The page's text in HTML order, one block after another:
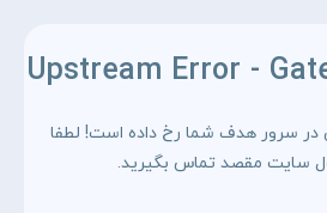
Upstream Error -
سرور هدف شما رخ داده است! لطفا
سایت مقصد تماس بگیرید.